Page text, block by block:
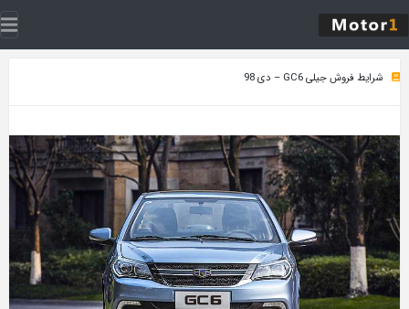
شرایط فروش جیلی GC6 – دی 98